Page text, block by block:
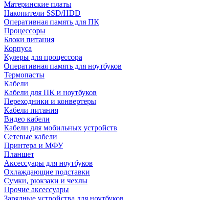
Материнские платы
Накопители SSD/HDD
Оперативная память для ПК
Процессоры
Блоки питания
Корпуса
Кулеры для процессора
Оперативная память для ноутбуков
Термопасты
Кабели
Кабели для ПК и ноутбуков
Переходники и конвертеры
Кабели питания
Видео кабели
Кабели для мобильных устройств
Сетевые кабели
Принтера и МФУ
Планшет
Аксессуары для ноутбуков
Охлаждающие подставки
Сумки, рюкзаки и чехлы
Прочие аксессуары
Зарядные устройства для ноутбуков